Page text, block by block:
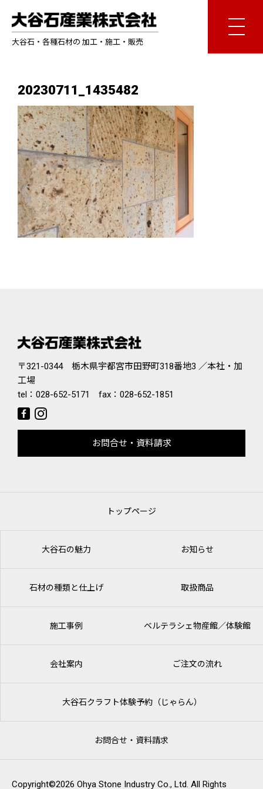
大谷石・各種石材の 加工・施工・販売
20230711_1435482
〒321-0344 栃木県宇都宮市田野町318番地3 ／本社・加
工場
tel： 028-652-5171 fax：028-652-1851
お問合せ・資料請求
トップページ
大谷石の魅力 お知らせ
石材の種類と仕上げ 取扱商品
施工事例 ベルテラシェ物産館／体験館
会社案内 ご注文の流れ
大谷石クラフト体験予約（じゃらん）
お問合せ・資料請求
Copyright©2026 Ohya Stone Industry Co., Ltd. All Rights